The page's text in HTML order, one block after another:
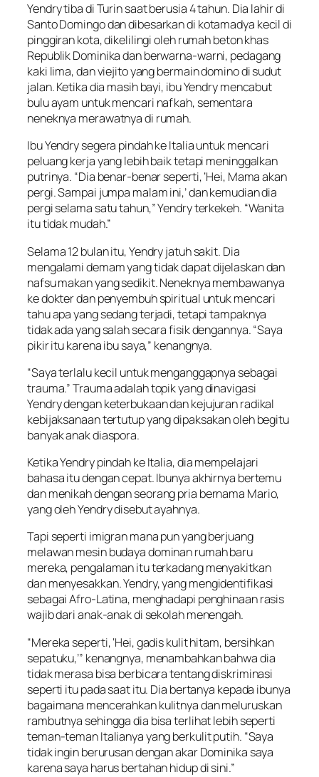
Yendry tiba di Turin saat berusia 4 tahun. Dia lahir di
Santo Domingo dan dibesarkan di kotamadya kecil di
pinggiran kota, dikelilingi oleh rumah beton khas
Republik Dominika dan berwarna-warni, pedagang
kaki lima, dan viejito yang bermain domino di sudut
jalan. Ketika dia masih bayi, ibu Yendry mencabut
bulu ayam untuk mencari nafkah, sementara
neneknya merawatnya di rumah.
Ibu Yendry segera pindah ke Italia untuk mencari
peluang kerja yang lebih baik tetapi meninggalkan
putrinya. “Dia benar-benar seperti, ‘Hei, Mama akan
pergi. Sampai jumpa malam ini,’ dan kemudian dia
pergi selama satu tahun,” Yendry terkekeh. “Wanita
itu tidak mudah.”
Selama 12 bulan itu, Yendry jatuh sakit. Dia
mengalami demam yang tidak dapat dijelaskan dan
nafsu makan yang sedikit. Neneknya membawanya
ke dokter dan penyembuh spiritual untuk mencari
tahu apa yang sedang terjadi, tetapi tampaknya
tidak ada yang salah secara fisik dengannya. “Saya
pikir itu karena ibu saya,” kenangnya.
“Saya terlalu kecil untuk menganggapnya sebagai
trauma.” Trauma adalah topik yang dinavigasi
Yendry dengan keterbukaan dan kejujuran radikal
kebijaksanaan tertutup yang dipaksakan oleh begitu
banyak anak diaspora.
Ketika Yendry pindah ke Italia, dia mempelajari
bahasa itu dengan cepat. Ibunya akhirnya bertemu
dan menikah dengan seorang pria bernama Mario,
yang oleh Yendry disebut ayahnya.
Tapi seperti imigran mana pun yang berjuang
melawan mesin budaya dominan rumah baru
mereka, pengalaman itu terkadang menyakitkan
dan menyesakkan. Yendry, yang mengidentifikasi
sebagai Afro-Latina, menghadapi penghinaan rasis
wajib dari anak-anak di sekolah menengah.
“Mereka seperti, ‘Hei, gadis kulit hitam, bersihkan
sepatuku,’” kenangnya, menambahkan bahwa dia
tidak merasa bisa berbicara tentang diskriminasi
seperti itu pada saat itu. Dia bertanya kepada ibunya
bagaimana mencerahkan kulitnya dan meluruskan
rambutnya sehingga dia bisa terlihat lebih seperti
teman-teman Italianya yang berkulit putih. “Saya
tidak ingin berurusan dengan akar Dominika saya
karena saya harus bertahan hidup di sini.”